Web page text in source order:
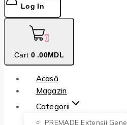
Log In
0
Cart 0 .00MDL
Acasă
Magazin
Categorii
PREMADE Extensii Gene